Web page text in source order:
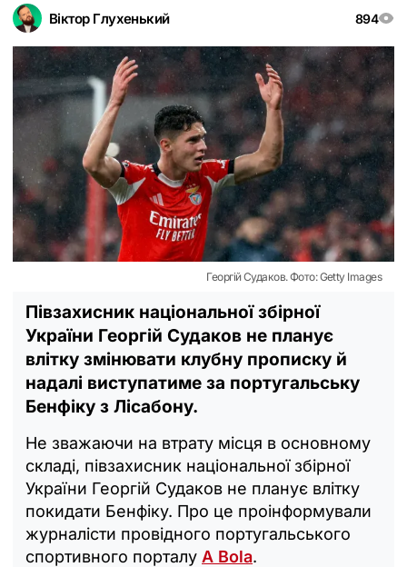
Віктор Глухенький 894
Георгій Судаков. Фото: Getty Images
Півзахисник національної збірної
України Георгій Судаков не планує
влітку змінювати клубну прописку й
надалі виступатиме за португальську
Бенфіку з Лісабону.
Не зважаючи на втрату місця в основному
складі, півзахисник національної збірної
України Георгій Судаков не планує влітку
покидати Бенфіку. Про це проінформували
журналісти провідного португальського
спортивного порталу A Bola.